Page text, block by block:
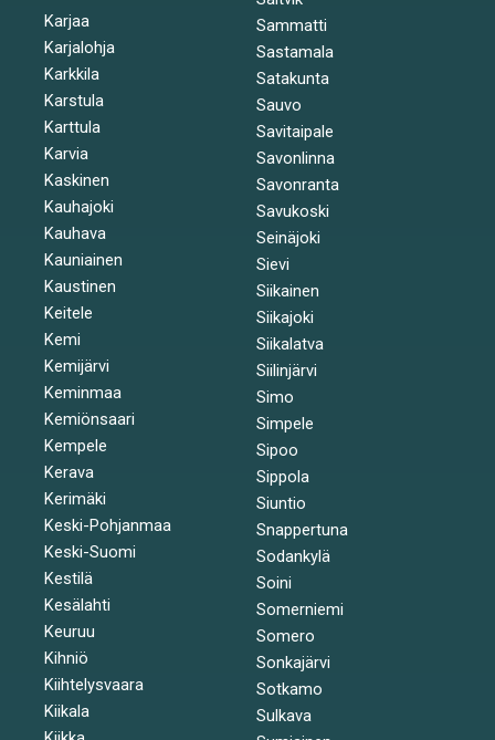
Karjaa
Karjalohja
Karkkila
Karstula
Karttula
Karvia
Kaskinen
Kauhajoki
Kauhava
Kauniainen
Kaustinen
Keitele
Kemi
Kemijärvi
Keminmaa
Kemiönsaari
Kempele
Kerava
Kerimäki
Keski-Pohjanmaa
Keski-Suomi
Kestilä
Kesälahti
Keuruu
Kihniö
Kiihtelysvaara
Kiikala
Sammatti
Sastamala
Satakunta
Sauvo
Savitaipale
Savonlinna
Savonranta
Savukoski
Seinäjoki
Sievi
Siikainen
Siikajoki
Siikalatva
Siilinjärvi
Simo
Simpele
Sipoo
Sippola
Siuntio
Snappertuna
Sodankylä
Soini
Somerniemi
Somero
Sonkajärvi
Sotkamo
Sulkava